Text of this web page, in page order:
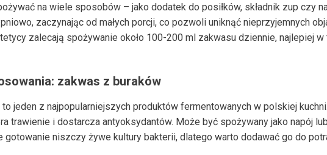
na wiele sposobów – jako dodatek do posiłków, składnik zup czy
zaczynając od małych porcji, co pozwoli uniknąć nieprzyjemnych
zalecają spożywanie około 100-200 ml zakwasu dziennie, najlepiej
zakwas z buraków
jeden z najpopularniejszych produktów fermentowanych w polskiej
trawienie i dostarcza antyoksydantów. Może być spożywany jako napój
gotowanie niszczy żywe kultury bakterii, dlatego warto dodawać go do